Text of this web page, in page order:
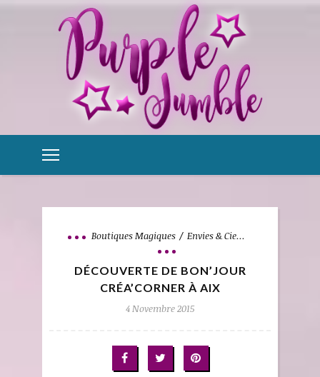
Boutiques Magiques Envies & Cie...
DÉCOUVERTE DE BON’JOUR
CRÉA’CORNER À AIX
4 Novembre 2015